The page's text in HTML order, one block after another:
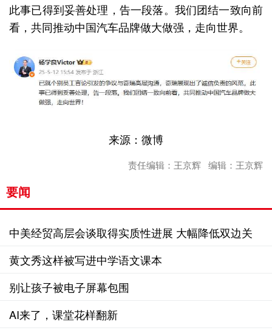
此事已得到妥善处理，告一段落。我们团结一致向前
看，共同推动中国汽车品牌做大做强，走向世界。
来源：微博
责任编辑：王京辉 编辑：王京辉
要闻
中美经贸高层会谈取得实质性进展 大幅降低双边关
税水平
黄文秀这样被写进中学语文课本
别让孩子被电子屏幕包围
AI来了，课堂花样翻新